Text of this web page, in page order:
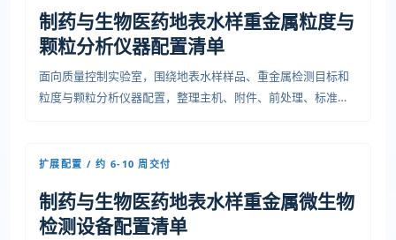
制药与生物医药地表水样重金属粒度与
颗粒分析仪器配置清单
面向质量控制实验室，围绕地表水样样品、重金属检测目标和
粒度与颗粒分析仪器配置，整理主机、附件、前处理、标准品
扩展配置 / 约 6-10 周交付
制药与生物医药地表水样重金属微生物
检测设备配置清单